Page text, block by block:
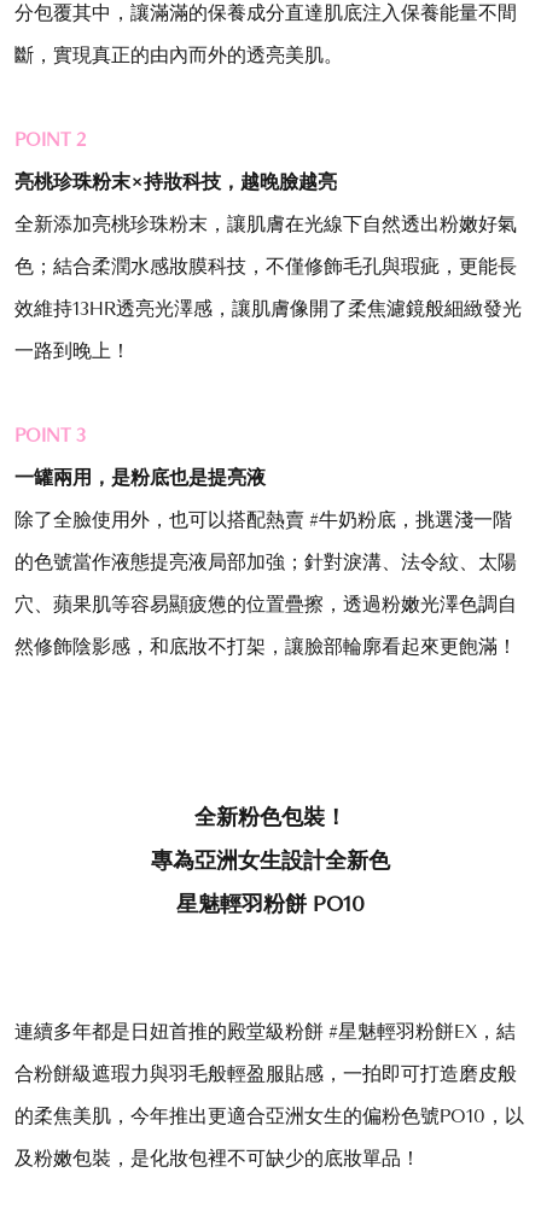
分包覆其中，讓滿滿的保養成分直達肌底注入保養能量不間
斷，實現真正的由內而外的透亮美肌。
POINT 2
亮桃珍珠粉末×持妝科技，越晚臉越亮
全新添加亮桃珍珠粉末，讓肌膚在光線下自然透出粉嫩好氣
色；結合柔潤水感妝膜科技，不僅修飾毛孔與瑕疵，更能長
效維持13HR透亮光澤感，讓肌膚像開了柔焦濾鏡般細緻發光
一路到晚上！
POINT 3
一罐兩用，是粉底也是提亮液
除了全臉使用外，也可以搭配熱賣 #牛奶粉底，挑選淺一階
的色號當作液態提亮液局部加強；針對淚溝、法令紋、太陽
穴、蘋果肌等容易顯疲憊的位置疊擦，透過粉嫩光澤色調自
然修飾陰影感，和底妝不打架，讓臉部輪廓看起來更飽滿！
全新粉色包裝！
專為亞洲女生設計全新色
星魅輕羽粉餅 PO10
連續多年都是日妞首推的殿堂級粉餅 #星魅輕羽粉餅EX，結
合粉餅級遮瑕力與羽毛般輕盈服貼感，一拍即可打造磨皮般
的柔焦美肌，今年推出更適合亞洲女生的偏粉色號PO10，以
及粉嫩包裝，是化妝包裡不可缺少的底妝單品！